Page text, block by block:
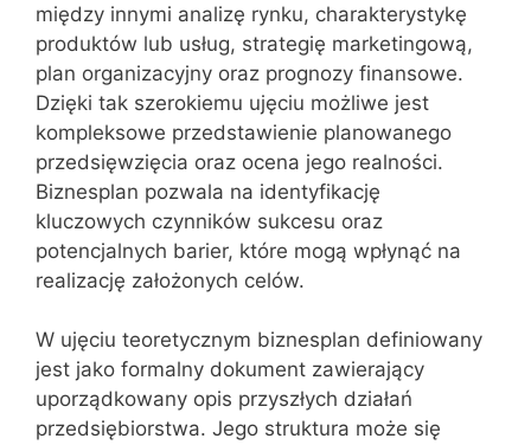
między innymi analizę rynku, charakterystykę
produktów lub usług, strategię marketingową,
plan organizacyjny oraz prognozy finansowe.
Dzięki tak szerokiemu ujęciu możliwe jest
kompleksowe przedstawienie planowanego
przedsięwzięcia oraz ocena jego realności.
Biznesplan pozwala na identyfikację
kluczowych czynników sukcesu oraz
potencjalnych barier, które mogą wpłynąć na
realizację założonych celów.
W ujęciu teoretycznym biznesplan definiowany
jest jako formalny dokument zawierający
uporządkowany opis przyszłych działań
przedsiębiorstwa. Jego struktura może się